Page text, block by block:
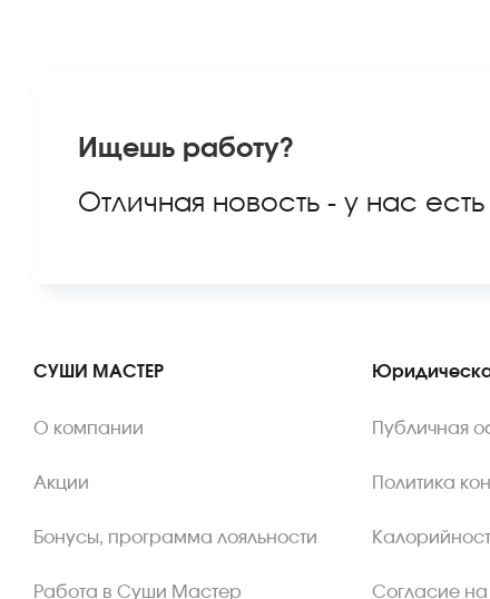
Ищешь работу?
Отличная новость - у нас
СУШИ МАСТЕР
О компании
Акции
Бонусы, программа лояльности
Работа в Суши Мастер
Публичная
Политика
Согласие